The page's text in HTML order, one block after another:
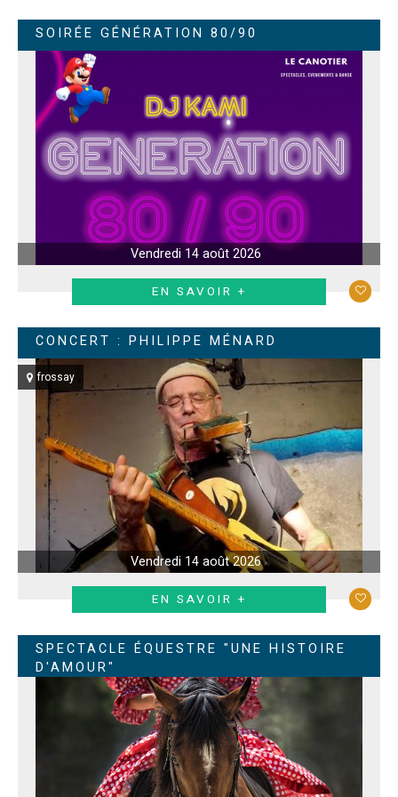
SOIRÉE GÉNÉRATION 80/90
Vendredi 14 août 2026
EN SAVOIR +
CONCERT : PHILIPPE MÉNARD
frossay
Vendredi 14 août 2026
EN SAVOIR +
SPECTACLE ÉQUESTRE "UNE HISTOIRE
D'AMOUR"